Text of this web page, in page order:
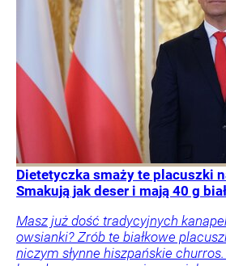
Dietetyczka smaży te placuszki
Smakują jak deser i mają 40 g
Masz już dość tradycyjnych
owsianki? Zrób te białkowe
niczym słynne hiszpańskie